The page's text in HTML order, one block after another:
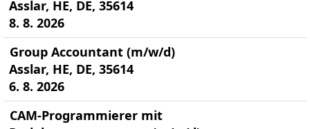
Asslar, HE, DE, 35614
8. 8. 2026
Group Accountant (m/w/d)
Asslar, HE, DE, 35614
6. 8. 2026
CAM-Programmierer mit